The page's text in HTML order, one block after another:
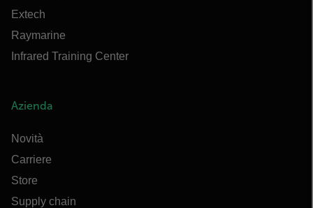
Extech
Raymarine
Infrared Training Center
Azienda
Novità
Carriere
Store
Supply chain